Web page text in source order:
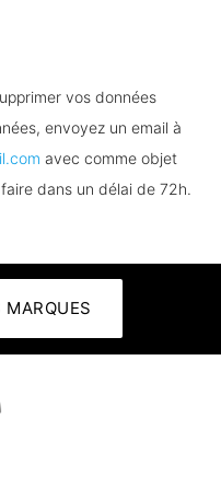
vos données
envoyez un email à
avec comme objet
dans un délai de 72h.
MARQUES